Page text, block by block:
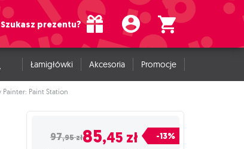
Szukasz prezentu?
Łamigłówki Akcesoria Promocje
Painter: Paint Station
97,95zł85,45 zł -13%